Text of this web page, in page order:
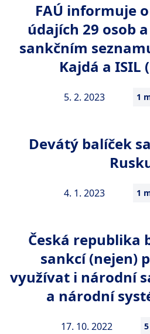
5. 2. 2023 1
FAÚ informuje
údajích 29 osob
sankčním
Kajdá a ISIL
4. 1. 2023 1
Devátý balíček
17. 10. 2022
Česká republika
sankcí (nejen)
využívat i národní
a národní